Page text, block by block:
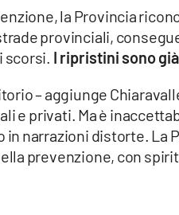
la Provincia
provinciali,
scorsi. I ripristini sono
– aggiunge
e privati. Ma è
in narrazioni distorte. La
prevenzione, con